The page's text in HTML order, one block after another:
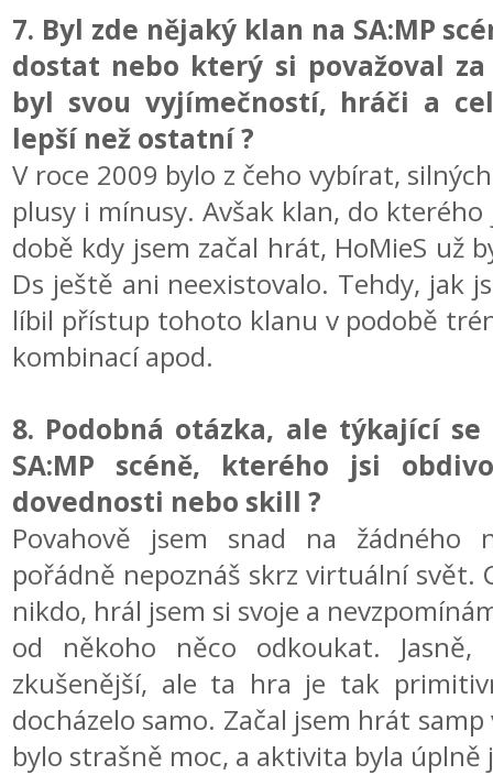
7. Byl zde nějaký klan na SA:MP
dostat nebo který si považoval
byl svou vyjímečností, hráči a
lepší než ostatní ?
V roce 2009 bylo z čeho vybírat,
plusy i mínusy. Avšak klan, do
době kdy jsem začal hrát, HoMieS už
Ds ještě ani neexistovalo. Tehdy, jak
líbil přístup tohoto klanu v podobě
kombinací apod.
8. Podobná otázka, ale týkající
SA:MP scéně, kterého jsi
dovednosti nebo skill ?
Povahově jsem snad na žádného
pořádně nepoznáš skrz virtuální svět.
nikdo, hrál jsem si svoje a
od někoho něco odkoukat.
zkušenější, ale ta hra je tak
docházelo samo. Začal jsem hrát
bylo strašně moc, a aktivita byla úplně